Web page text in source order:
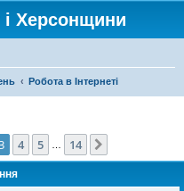
Херсонщини
Робота в Інтернеті
4 5 14